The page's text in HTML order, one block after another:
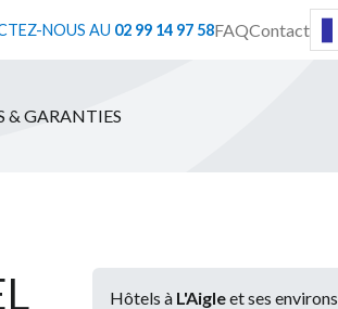
NOUS AU 02 99 14 97 58FAQContact
& GARANTIES
Hôtels à L'Aigleet ses environs